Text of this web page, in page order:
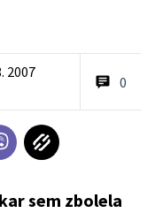
2007
0
sem zbolela